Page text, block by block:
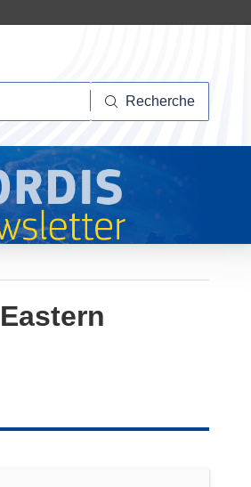
Recherche